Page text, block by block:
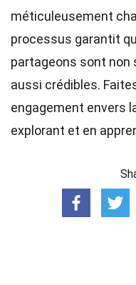
méticuleusement
processus garantit
partageons sont
aussi crédibles.
engagement envers
explorant et en